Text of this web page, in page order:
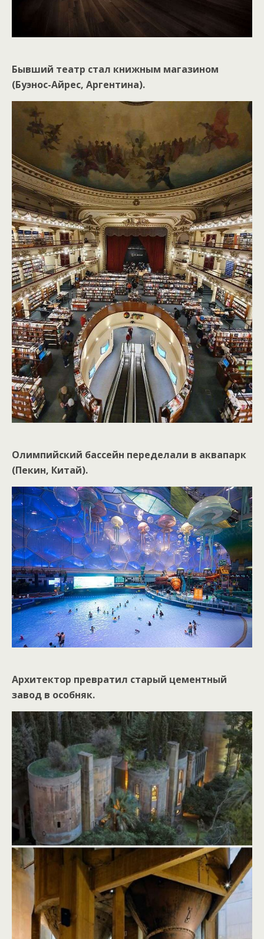
Бывший театр стал книжным магазином
(Буэнос-Айрес, Аргентина).
Олимпийский бассейн переделали в аквапарк
(Пекин, Китай).
Архитектор превратил старый цементный
завод в особняк.